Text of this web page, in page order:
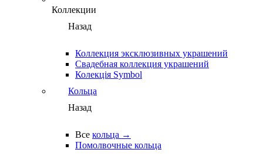
Коллекции
Назад
Коллекция эксклюзивных украшений
Свадебная коллекция украшений
Колекція Symbol
Кольца
Назад
Все кольца →
Помолвочные кольца